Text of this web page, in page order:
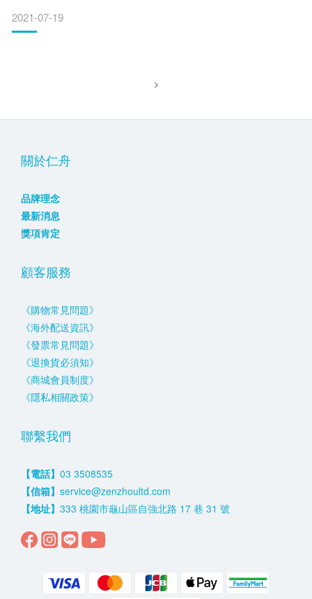
════
金門金湖水庫旁的產業道路上，有近1/3的道路被風沙掩蓋；嚴
原因就在於金門乾旱少雨、海風強勁，加上海岸旁的土壤貧
林，但樹苗不是被曬死，就是被風沙給壓死，存活率只有約一
直到2020年5月金門林務
2021-07-19
關於仁舟
品牌理念
最新消息
獎項肯定
顧客服務
《購物常見問題》
《海外配送資訊》
《發票常見問題》
《退換貨必須知》
《商城會員制度》
《隱私相關政策》
聯繫我們
【電話】 03 3508535
【信箱】 service@zenzhoultd.com
【地址】 333 桃園市龜山區自強北路 17 巷 31 號